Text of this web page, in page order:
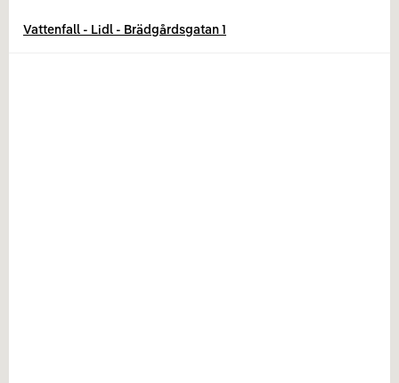
Vattenfall - Lidl - Brädgårdsgatan 1